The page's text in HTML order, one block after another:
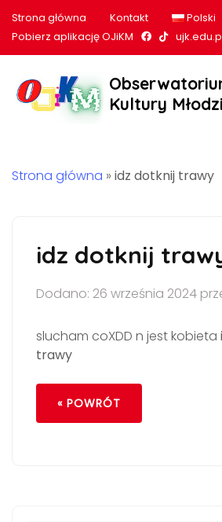
Strona główna Kontakt Polski
Pobierz aplikację OJiKM
Nasz profil na
Nasz profil
Kultury
Strona główna » idz dotknij trawy
idz dotknij
Dodano: 26 września 2024
slucham coXDD n jest kobieta
trawy
« POWRÓT